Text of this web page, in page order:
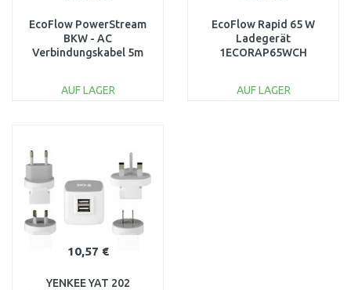
EcoFlow PowerStream
BKW - AC
Verbindungskabel 5m
AUF LAGER
EcoFlow Rapid 65 W
Ladegerät
1ECORAP65WCH
AUF LAGER
10,57 €
YENKEE YAT 202